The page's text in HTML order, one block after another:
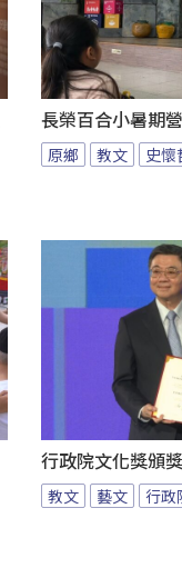
長榮百合小暑期
原鄉 教文 史
行政院文化獎頒
教文 藝文 行政